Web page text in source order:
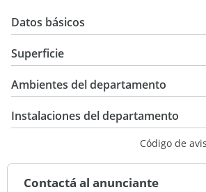
Datos básicos
Venta
USD 86.900
Superficie
43,34 m2
Ambientes del departamento
Instalaciones del departamento
Código de
Contactá al anunciante